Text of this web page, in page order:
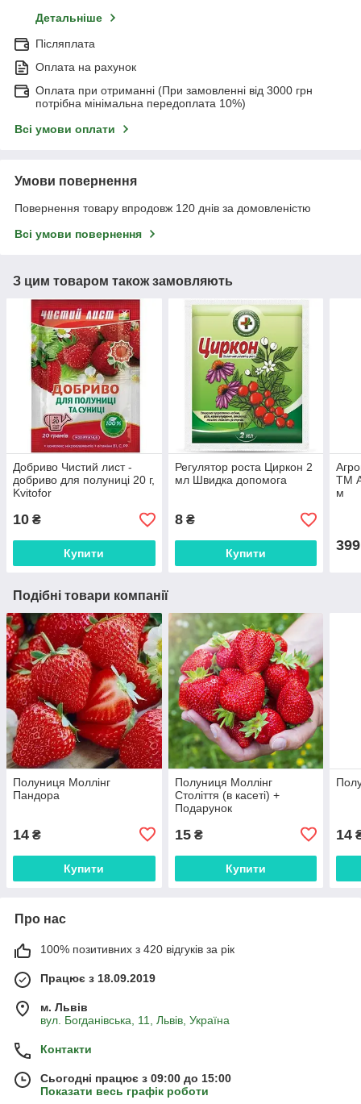
Детальніше
Післяплата
Оплата на рахунок
Оплата при отриманні (При замовленні від 3000 грн
потрібна мінімальна передоплата 10%)
Всі умови оплати
Умови повернення
Повернення товару впродовж 120 днів за домовленістю
Всі умови повернення
З цим товаром також замовляють
Добриво Чистий лист -
добриво для полуниці 20 г,
Kvitofor
10 ₴
Купити
Регулятор роста Циркон 2
мл Швидка допомога
8₴
Купити
ТМ
м
399
Подібні товари компанії
Полуниця Моллінг
Пандора
14 ₴
Купити
Полуниця Моллінг
Століття (в касеті) +
Подарунок
15₴
Купити
14
Про нас
100% позитивних з 420 відгуків за рік
Працює з 18.09.2019
м. Львів
вул. Богданівська, 11, Львів, Україна
Контакти
Сьогодні працює з 09:00 до 15:00
Показати весь графік роботи